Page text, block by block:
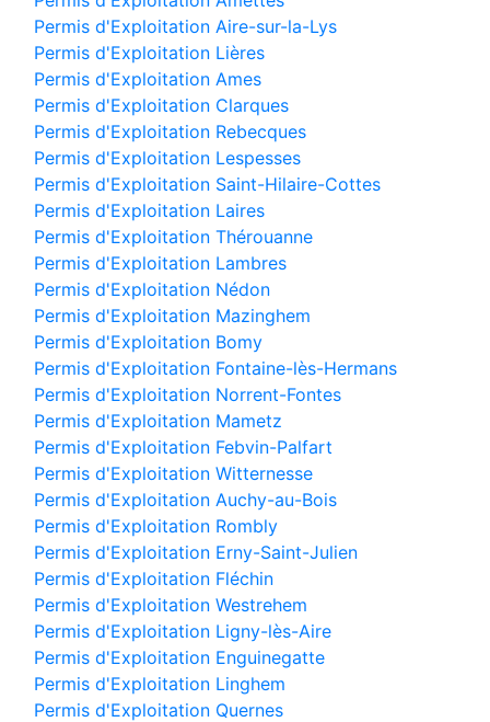
Permis d'Exploitation Aire-sur-la-Lys
Permis d'Exploitation Lières
Permis d'Exploitation Ames
Permis d'Exploitation Clarques
Permis d'Exploitation Rebecques
Permis d'Exploitation Lespesses
Permis d'Exploitation Saint-Hilaire-Cottes
Permis d'Exploitation Laires
Permis d'Exploitation Thérouanne
Permis d'Exploitation Lambres
Permis d'Exploitation Nédon
Permis d'Exploitation Mazinghem
Permis d'Exploitation Bomy
Permis d'Exploitation Fontaine-lès-Hermans
Permis d'Exploitation Norrent-Fontes
Permis d'Exploitation Mametz
Permis d'Exploitation Febvin-Palfart
Permis d'Exploitation Witternesse
Permis d'Exploitation Auchy-au-Bois
Permis d'Exploitation Rombly
Permis d'Exploitation Erny-Saint-Julien
Permis d'Exploitation Fléchin
Permis d'Exploitation Westrehem
Permis d'Exploitation Ligny-lès-Aire
Permis d'Exploitation Enguinegatte
Permis d'Exploitation Linghem
Permis d'Exploitation Quernes